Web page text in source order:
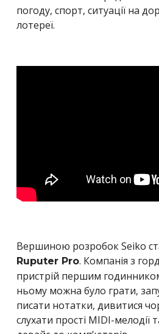
погоду, спорт, ситуації на
лотереї.
Вершиною розробок Seiko
Ruputer Pro. Компанія з
пристрій першим
ньому можна було грати,
писати нотатки, дивитися
слухати прості MIDI-мелодії